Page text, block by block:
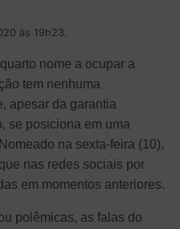
às 19h23.
nome a ocupar a
tem nenhuma
apesar da garantia
se posiciona em uma
na sexta-feira (10),
nas redes sociais por
em momentos anteriores.
polêmicas, as falas do